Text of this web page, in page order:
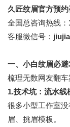
久匠纹眉官方预
全国总咨询热线：
客服微信号：
一、小白纹眉必
梳理无数网友翻
1.技术坑：流水
很多小型工作室
眉、挑眉模板。